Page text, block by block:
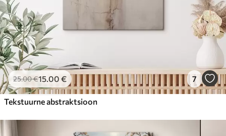
25.00€15.00 € 7
Tekstuurne abstraktsioon